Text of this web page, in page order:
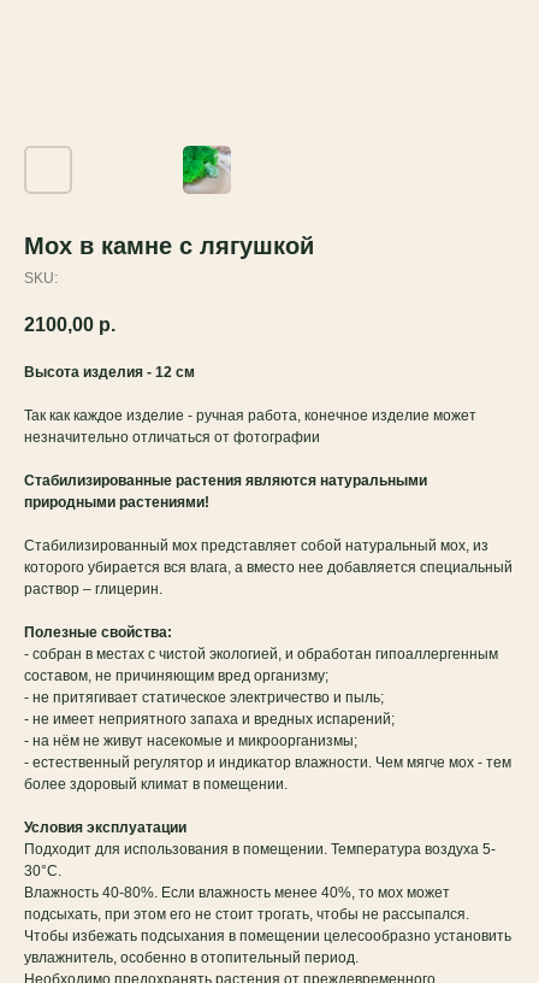
Мох в камне с лягушкой
SKU:
2100,00 р.
Высота изделия - 12 см
Так как каждое изделие - ручная работа, конечное изделие может
незначительно отличаться от фотографии
Стабилизированные растения являются натуральными
природными растениями!
Стабилизированный мох представляет собой натуральный мох, из
которого убирается вся влага, а вместо нее добавляется специальный
раствор – глицерин.
Полезные свойства:
- собран в местах с чистой экологией, и обработан гипоаллергенным
составом, не причиняющим вред организму;
- не притягивает статическое электричество и пыль;
- не имеет неприятного запаха и вредных испарений;
- на нём не живут насекомые и микроорганизмы;
- естественный регулятор и индикатор влажности. Чем мягче мох - тем
более здоровый климат в помещении.
Условия эксплуатации
Подходит для использования в помещении. Температура воздуха 5-
30°C.
Влажность 40-80%. Если влажность менее 40%, то мох может
подсыхать, при этом его не стоит трогать, чтобы не рассыпался.
Чтобы избежать подсыхания в помещении целесообразно установить
увлажнитель, особенно в отопительный период.